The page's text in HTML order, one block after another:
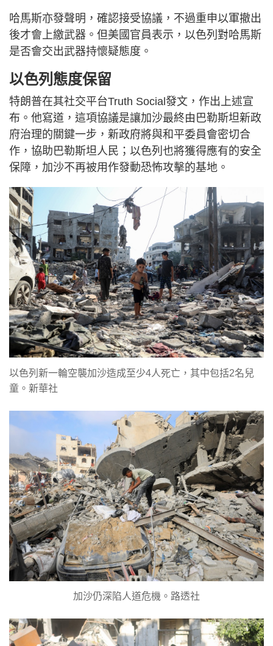
哈馬斯亦發聲明，確認接受協議，不過重申以軍撤出
後才會上繳武器。但美國官員表示，以色列對哈馬斯
是否會交出武器持懷疑態度。
以色列態度保留
特朗普在其社交平台Truth Social發文，作出上述宣
布。他寫道，這項協議是讓加沙最終由巴勒斯坦新政
府治理的關鍵一步，新政府將與和平委員會密切合
作，協助巴勒斯坦人民；以色列也將獲得應有的安全
保障，加沙不再被用作發動恐怖攻擊的基地。
以色列新一輪空襲加沙造成至少4人死亡，其中包括2名兒
童。新華社
加沙仍深陷人道危機。路透社